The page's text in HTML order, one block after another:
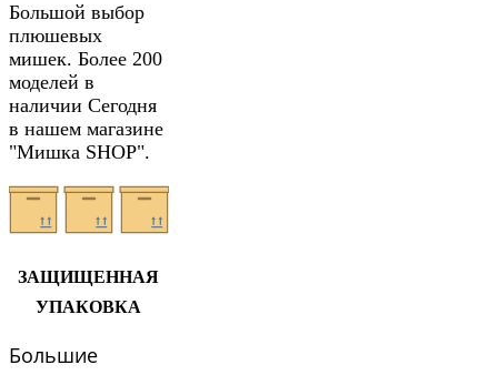
Большой выбор
плюшевых
мишек. Более 200
моделей в
наличии Сегодня
в нашем магазине
"Мишка SHOP".
ЗАЩИЩЕННАЯ
УПАКОВКА
Большие